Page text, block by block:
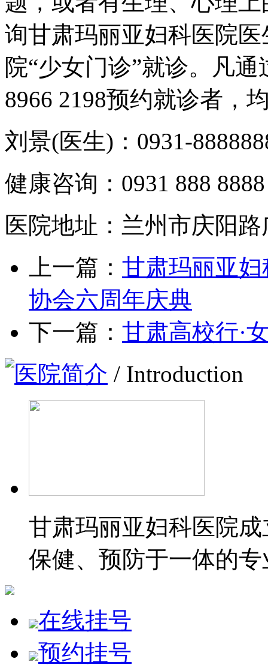
询甘肃玛丽亚妇科医院
院“少女门诊”就诊。凡
8966 2198预约就诊者，
刘景(医生)：0931-
健康咨询：0931 888 8888
医院地址：兰州市庆阳
上一篇： 甘肃玛丽亚
协会六周年庆典
下一篇： 甘肃高校行·
医院简介 / Introduction
甘肃玛丽亚妇科医院
保健、预防于一体的
在线挂号
预约挂号